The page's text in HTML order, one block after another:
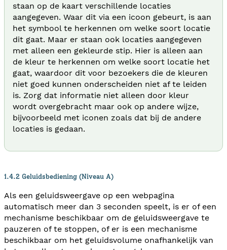
staan op de kaart verschillende locaties
aangegeven. Waar dit via een icoon gebeurt, is aan
het symbool te herkennen om welke soort locatie
dit gaat. Maar er staan ook locaties aangegeven
met alleen een gekleurde stip. Hier is alleen aan
de kleur te herkennen om welke soort locatie het
gaat, waardoor dit voor bezoekers die de kleuren
niet goed kunnen onderscheiden niet af te leiden
is. Zorg dat informatie niet alleen door kleur
wordt overgebracht maar ook op andere wijze,
bijvoorbeeld met iconen zoals dat bij de andere
locaties is gedaan.
1.4.2 Geluidsbediening (Niveau A)
Als een geluidsweergave op een webpagina
automatisch meer dan 3 seconden speelt, is er of een
mechanisme beschikbaar om de geluidsweergave te
pauzeren of te stoppen, of er is een mechanisme
beschikbaar om het geluidsvolume onafhankelijk van